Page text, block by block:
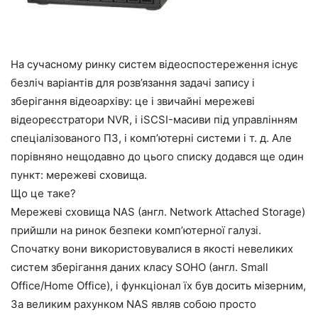
На сучасному ринку систем відеоспостереження існує
безліч варіантів для розв’язання задачі запису і
зберігання відеоархіву: це і звичайні мережеві
відеореєстратори NVR, і iSCSI-масиви під управлінням
спеціалізованого ПЗ, і комп’ютерні системи і т. д. Але
порівняно нещодавно до цього списку додався ще один
пункт: мережеві сховища.
Що це таке?
Мережеві сховища NAS (англ. Network Attached Storage)
прийшли на ринок безпеки комп’ютерної галузі.
Спочатку вони використовувалися в якості невеликих
систем зберігання даних класу SOHO (англ. Small
Office/Home Office), і функціонал їх був досить мізерним,
За великим рахунком NAS являв собою просто